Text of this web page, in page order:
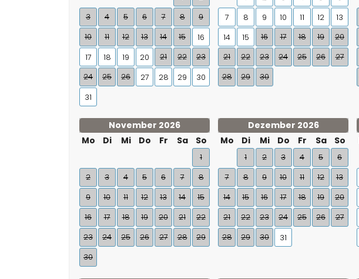
3
4 5 6 7 8
9
10
11 12 13 14 15
16
17
18 19 20 21 22
23
24
25 26 27 28 29
30
31
7
8 9 10 11 12
13
14
15 16 17 18 19
20
21
22 23 24 25 26
27
28
29 30
November 2026
Mo
Di Mi Do Fr Sa So
1
2
3 4 5 6 7
8
9
10 11 12 13 14
15
16
17 18 19 20 21
22
23
24 25 26 27 28
29
30
Dezember 2026
Mo
Di Mi Do Fr Sa So
1 2 3 4 5
6
7
8 9 10 11 12
13
14
15 16 17 18 19
20
21
22 23 24 25 26
27
28
29 30 31